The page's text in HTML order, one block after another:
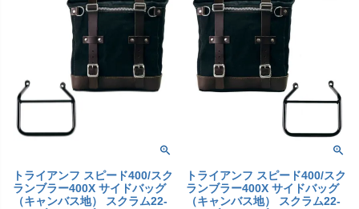
トライアンフ スピード400/スク
ランブラー400X サイドバッグ
（キャンバス地） スクラム22-
トライアンフ スピード400/スク
ランブラー400X サイドバッグ
（キャンバス地） スクラム22-